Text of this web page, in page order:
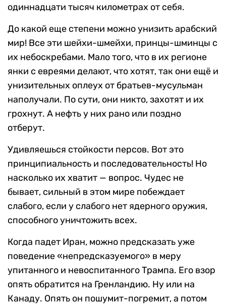
одиннадцати тысяч километрах от себя.
До какой еще степени можно унизить арабский
мир! Все эти шейхи-шмейхи, принцы-шминцы с
их небоскребами. Мало того, что в их регионе
янки с евреями делают, что хотят, так они ещё и
унизительных оплеух от братьев-мусульман
наполучали. По сути, они никто, захотят и их
грохнут. А нефть у них рано или поздно
отберут.
Удивляешься стойкости персов. Вот это
принципиальность и последовательность! Но
насколько их хватит — вопрос. Чудес не
бывает, сильный в этом мире побеждает
слабого, если у слабого нет ядерного оружия,
способного уничтожить всех.
Когда падет Иран, можно предсказать уже
поведение «непредсказуемого» в меру
упитанного и невоспитанного Трампа. Его взор
опять обратится на Гренландию. Ну или на
Канаду. Опять он пошумит-погремит, а потом